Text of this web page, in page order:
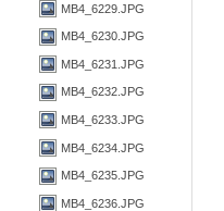
MB4_6229.JPG
MB4_6230.JPG
MB4_6231.JPG
MB4_6232.JPG
MB4_6233.JPG
MB4_6234.JPG
MB4_6235.JPG
MB4_6236.JPG